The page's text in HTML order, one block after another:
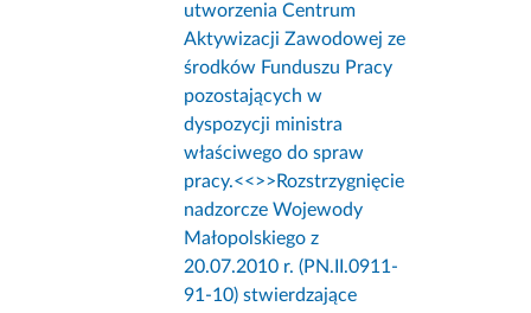
utworzenia Centrum
Aktywizacji Zawodowej ze
środków Funduszu Pracy
pozostających w
dyspozycji ministra
właściwego do spraw
pracy.<<>>Rozstrzygnięcie
nadzorcze Wojewody
Małopolskiego z
20.07.2010 r. (PN.II.0911-
91-10) stwierdzające